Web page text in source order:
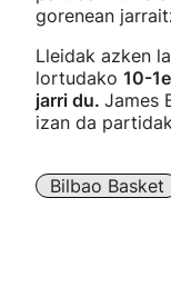
gorenean
Lleidak azken
lortudako 10-
jarri du. James
izan da
Bilbao Basket